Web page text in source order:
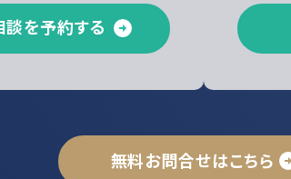
談を予約する
無料お問合せはこちら